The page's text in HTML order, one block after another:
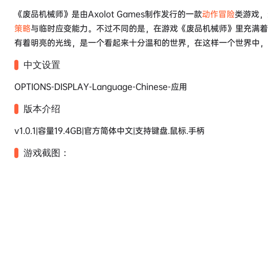
《废品机械师》是由Axolot Games制作发行的一款动作冒险类游戏
策略与临时应变能力。不过不同的是，在游戏《废品机械师》里充满
有着明亮的光线，是一个看起来十分温和的世界，在这样一个世界中
中文设置
OPTIONS-DISPLAY-Language-Chinese-应用
版本介绍
v1.0.1|容量19.4GB|官方简体中文|支持键盘.鼠标.手柄
游戏截图：